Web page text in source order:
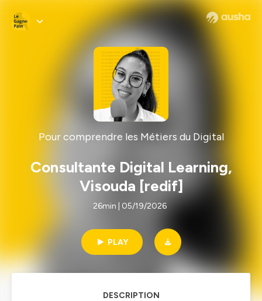
Pour comprendre les Métiers du Digital
Consultante Digital Learning,
Visouda [redif]
26min | 05/19/2026
PLAY
DESCRIPTION